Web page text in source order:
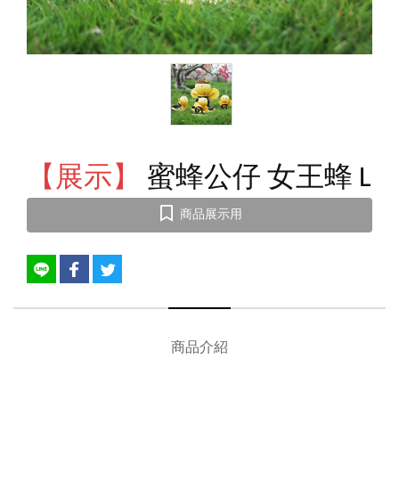
【展示】 蜜蜂公仔 女王蜂 L
商品展示用
商品介紹